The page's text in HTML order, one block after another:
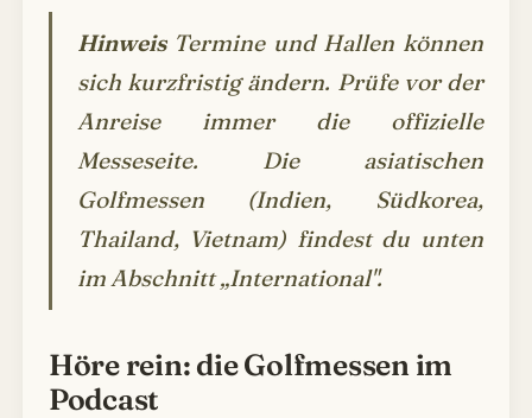
HinweisTermine und Hallen können
sich kurzfristig ändern. Prüfe vor der
Anreise immer die offizielle
Messeseite. Die asiatischen
Golfmessen (Indien, Südkorea,
Thailand, Vietnam) findest du unten
im Abschnitt „International".
Höre rein: die Golfmessen im
Podcast